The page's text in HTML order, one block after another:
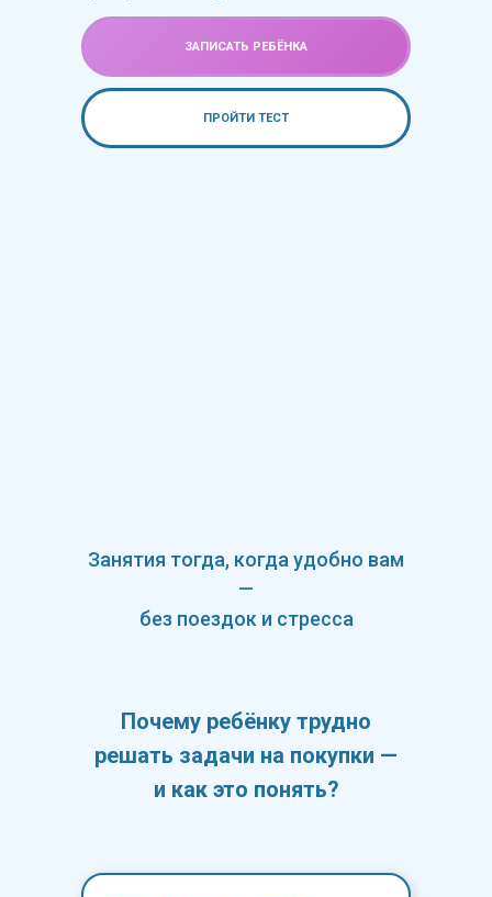
ЗАПИСАТЬ РЕБЁНКА
ПРОЙТИ ТЕСТ
Занятия тогда, когда удобно вам
—
без поездок и стресса
Почему ребёнку трудно
решать задачи на покупки —
и как это понять?